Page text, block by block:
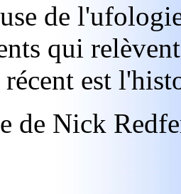
de
qui
est
de Nick